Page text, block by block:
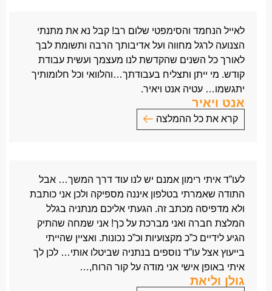
למעלה ואפילו יותר.
כי מי ייתן ותמיד תזכור אותי כלקוח שמעריך את עבודתך
הקשה והישרה ששירת אותי נאמנה.
שנה טובה, גמר חתימה טובה, עלה והצלח עד 120.
משושנה וארנס
לאייל הנחמד והסימפטי שלום רב! קבל נא את מתנתי
הצנועה לרגל מחווה ועל אדיבותך הרבה ותשומת לבך
לאורך כל השנים שהקדשת לנו מעצמך ועשית עבודת
קודש. מי ייתן ותצליח בעבודתך…והלוואי וכל חלומותיך
יתגשמו… עטיה אנט ויאיר.
אנט ויאיר
קרא את כל ההמלצה
לאורך כל השנים שהקדשת לנו מעצמך ועשית עבודת
קודש.
מי ייתן ותצליח בעבודתך…והלוואי וכל חלומותיך
יתגשמו…
עטיה אנט ויאיר.
לעו”ד איתי רימון אמנם יש לנו עוד דרך המשך… אבל
התודה שאמרתי בטלפון איננה מספיקה ולכן אני כותבת
ולא מדפיסה מכתב זה. הגעתי אליכם מנתניה בגלל
המלצת חברה ואני מברכת על כך! אני שמחה שהתיק
הגיע לידיים כ”כ מקצועיות וכ”כ נכונות. ואציין שהייתי
בייעוץ אצל עו”ד נוספים בנתניה שביטלו אותי… לכן לך
איתי באופן אישי אני מודה על קור הרוח,…
גולן וליאת